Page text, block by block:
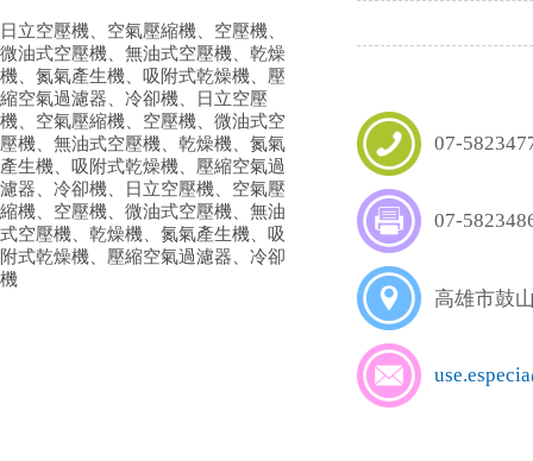
日立空壓機、空氣壓縮機、空壓機、
微油式空壓機、無油式空壓機、乾燥
機、氮氣產生機、吸附式乾燥機、壓
縮空氣過濾器、冷卻機、日立空壓
機、空氣壓縮機、空壓機、微油式空
壓機、無油式空壓機、乾燥機、氮氣
產生機、吸附式乾燥機、壓縮空氣過
濾器、冷卻機、日立空壓機、空氣壓
縮機、空壓機、微油式空壓機、無油
式空壓機、乾燥機、氮氣產生機、吸
附式乾燥機、壓縮空氣過濾器、冷卻
機
07-
07-
高雄市鼓